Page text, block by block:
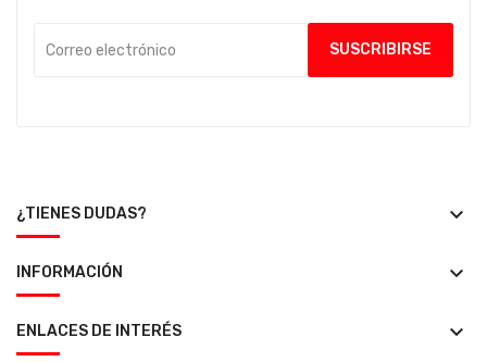
¿TIENES DUDAS? keyboard_arrow_down
INFORMACIÓN keyboard_arrow_down
ENLACES DE INTERÉS keyboard_arrow_down